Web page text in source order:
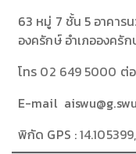
63 หมู่ 7 ชั้น 5 อาคาร
องครักษ์ อำเภอองครั
โทร 02 649 5000 ต่
E-mail
พิกัด GPS :